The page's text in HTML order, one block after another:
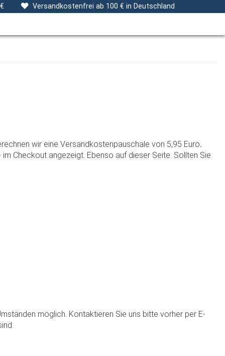
Versandkostenfrei ab 100 € in Deutschland
Stoffe Gutscheine Verpackungsservice
wir eine Versandkostenpauschale von 5,95 Euro.
Checkout angezeigt. Ebenso auf dieser Seite. Sollten Sie
möglich. Kontaktieren Sie uns bitte vorher per E-